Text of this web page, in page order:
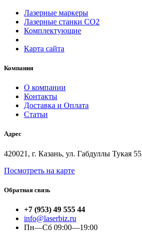
Лазерные маркеры
Лазерные станки СО2
Комплектующие
Карта сайта
Компания
О компании
Контакты
Доставка и Оплата
Статьи
Адрес
420021, г. Казань, ул. Габдуллы Тукая 55
Посмотреть на карте
Обратная связь
+7 (953) 49 555 44
info@laserbiz.ru
Пн—Сб 09:00—19:00